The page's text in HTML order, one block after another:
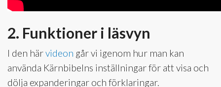
2. Funktioner i läsvyn
I den härvideon går vi igenom hur man kan
använda Kärnbibelns inställningar för att visa och
dölja expanderingar och förklaringar.